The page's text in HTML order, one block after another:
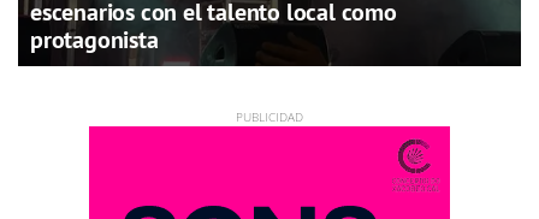
escenarios con el talento local como
protagonista